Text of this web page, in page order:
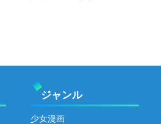
ジャンル
少女漫画